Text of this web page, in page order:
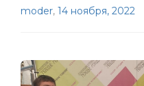
moder, 14 ноября, 2022